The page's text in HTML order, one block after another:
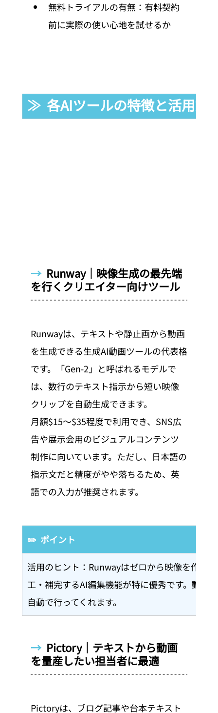
無料トライアルの有無：有料契約
前に実際の使い心地を試せるか
≫  各AIツールの特徴と活用方
→ Runway｜映像生成の最先端
を行くクリエイター向けツール
Runwayは、テキストや静止画から動画
を生成できる生成AI動画ツールの代表格
です。「Gen-2」と呼ばれるモデルで
は、数行のテキスト指示から短い映像
クリップを自動生成できます。
月額$15〜$35程度で利用でき、SNS広
告や展示会用のビジュアルコンテンツ
制作に向いています。ただし、日本語の
指示文だと精度がやや落ちるため、英
語での入力が推奨されます。
✏️  ポイント
活用のヒント：Runwayはゼロから映像を作る
工・補完するAI編集機能が特に優秀です。動画
自動で行ってくれます。
→ Pictory｜テキストから動画
を量産したい担当者に最適
Pictoryは、ブログ記事や台本テキスト